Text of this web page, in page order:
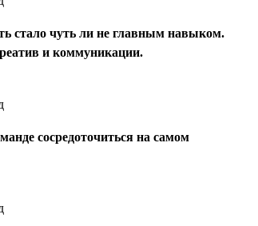
стало чуть ли не главным навыком.
и коммуникации.
сосредоточиться на самом